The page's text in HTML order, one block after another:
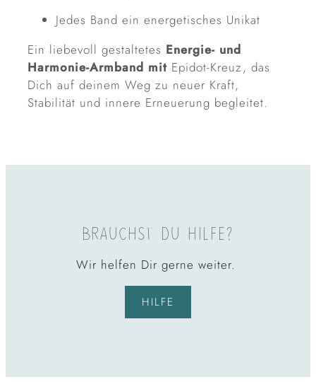
Jedes Band ein energetisches Unikat
Ein liebevoll gestaltetes Energie- und
Harmonie-Armband mit Epidot-Kreuz, das
Dich auf deinem Weg zu neuer Kraft,
Stabilität und innere Erneuerung begleitet.
BRAUCHST DU HILFE?
Wir helfen Dir gerne weiter.
HILFE